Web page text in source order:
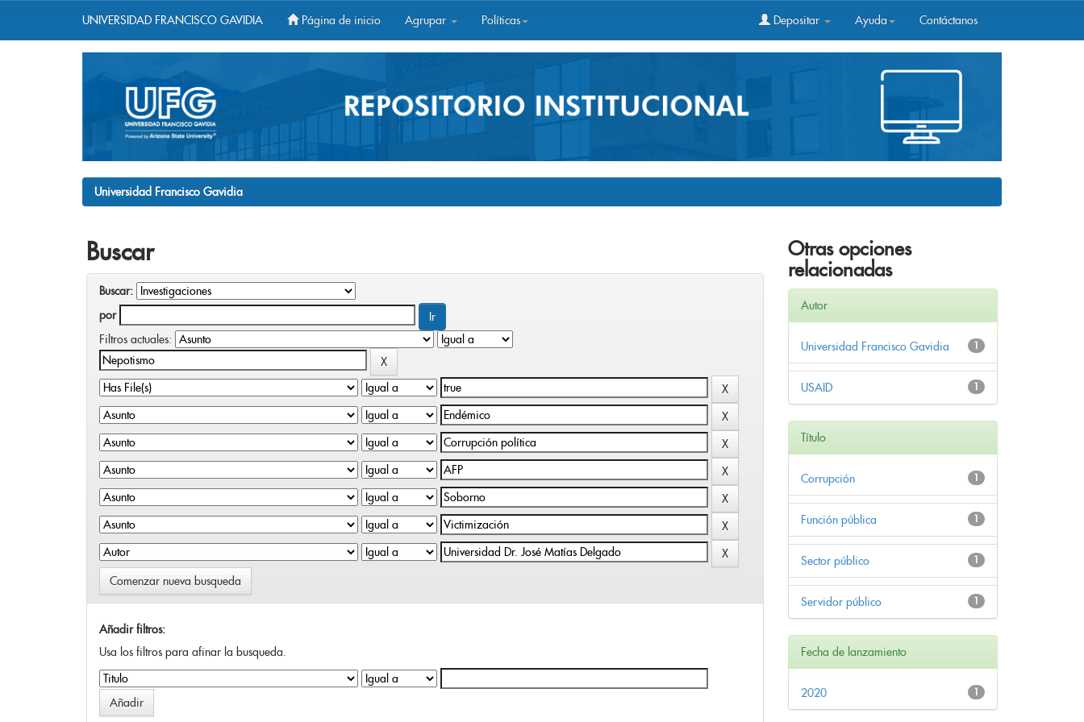
UNIVERSIDAD FRANCISCO GAVIDIA Página de inicio Agrupar Políticas Depositar Ayuda Contáctanos
Universidad Francisco Gavidia
Buscar
Buscar:
por
Filtros actuales:
Comenzar nueva busqueda
Añadir filtros:
Usa los filtros para afinar la busqueda.
Otras opciones
relacionadas
Autor
1
Universidad Francisco Gavidia
1
USAID
Título
1
Corrupción
1
Función pública
1
Sector público
1
Servidor público
Fecha de lanzamiento
1
2020